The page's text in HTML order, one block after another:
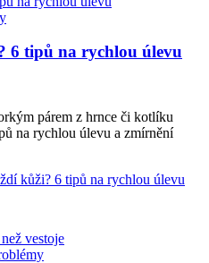
6 tipů na rychlou úlevu
párem z hrnce či kotlíku
na rychlou úlevu a zmírnění
kůži? 6 tipů na rychlou úlevu